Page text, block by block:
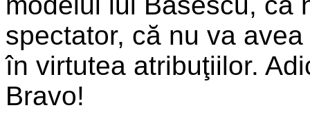
spectator, că nu va
în virtutea atribuţiilor.
Bravo!